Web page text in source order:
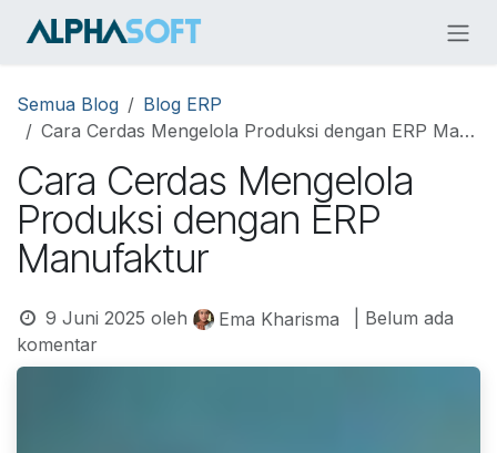
Semua Blog
Blog ERP
Cara Cerdas Mengelola Produksi dengan ERP Manufaktur
Cara Cerdas Mengelola
Produksi dengan ERP
Manufaktur
9 Juni 2025 oleh Ema Kharisma
| Belum ada
komentar